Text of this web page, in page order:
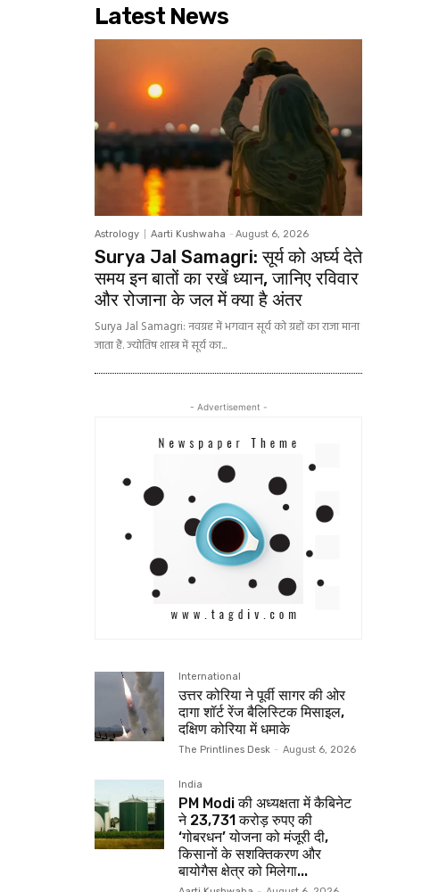
Latest News
Astrology Aarti Kushwaha - August 6, 2026
Surya Jal Samagri: सूर्य को अर्घ्य देते
समय इन बातों का रखें ध्यान, जानिए रविवार
और रोजाना के जल में क्या है अंतर
Surya Jal Samagri: नवग्रह में भगवान सूर्य को ग्रहों का राजा माना
जाता हैं. ज्योतिष शास्त्र में सूर्य का...
- Advertisement -
International
उत्तर कोरिया ने पूर्वी सागर की ओर
दागा शॉर्ट रेंज बैलिस्टिक मिसाइल,
दक्षिण कोरिया में धमाके
The Printlines Desk - August 6, 2026
India
PM Modi की अध्यक्षता में कैबिनेट
ने 23,731 करोड़ रुपए की
‘गोबरधन’ योजना को मंजूरी दी,
किसानों के सशक्तिकरण और
बायोगैस क्षेत्र को मिलेगा...